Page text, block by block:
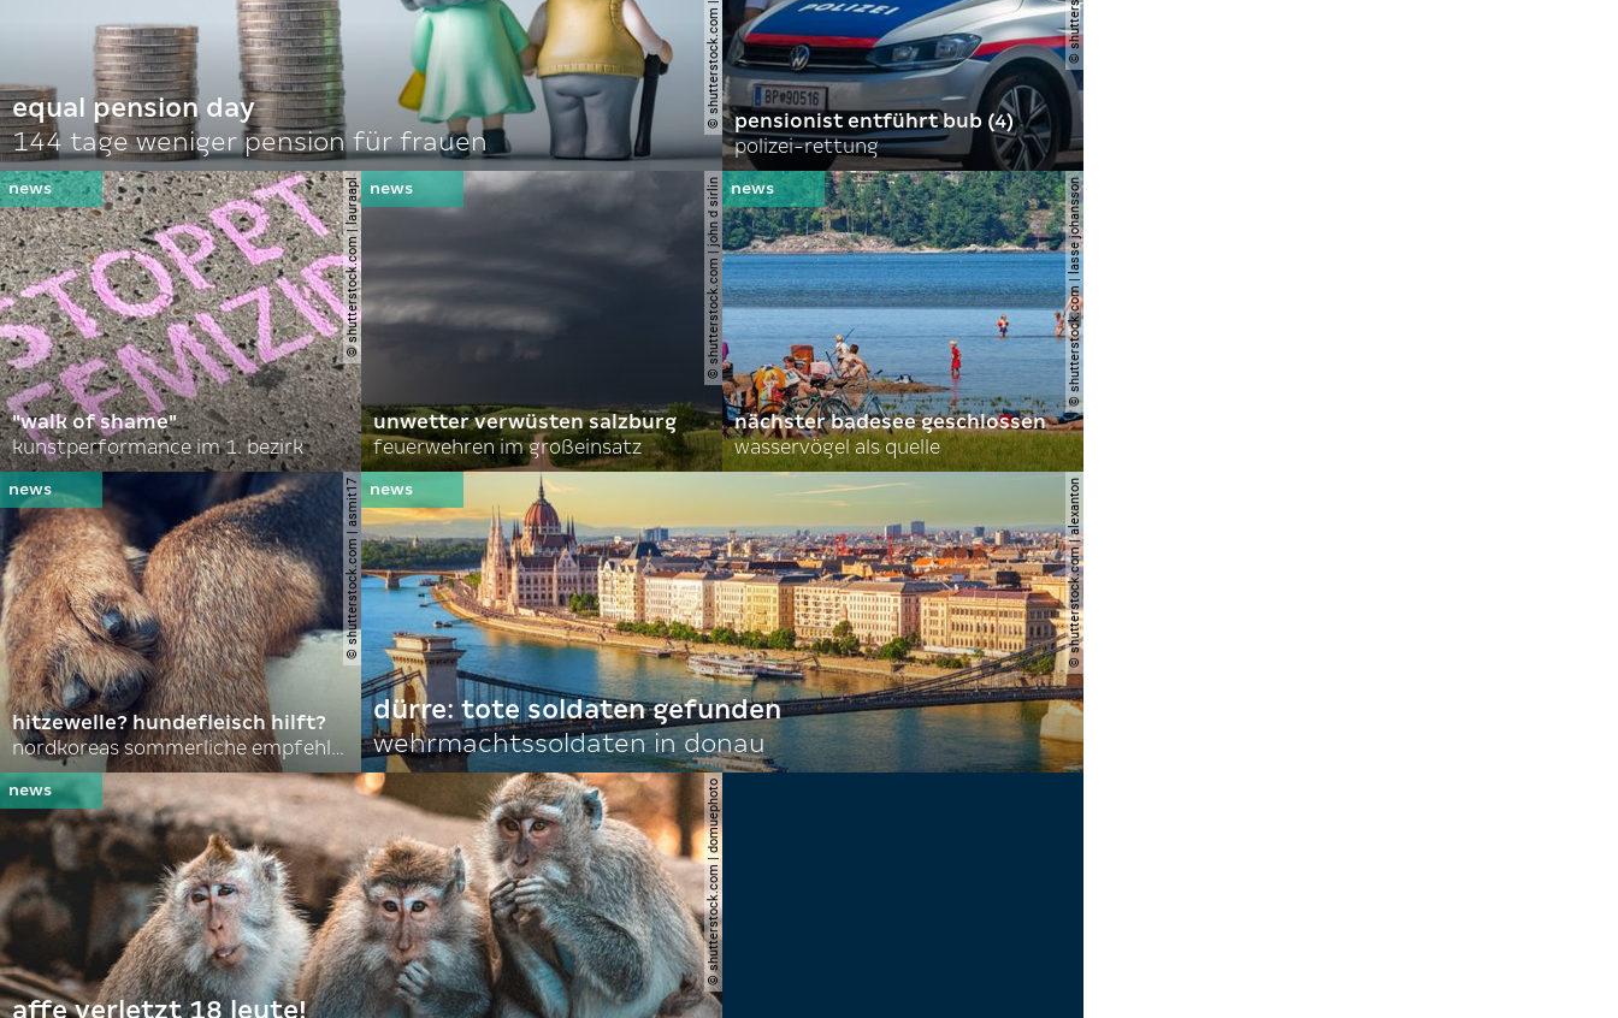
equal pension day
144 tage weniger pension für frauen
pensionist entführt bub (4)
polizei-rettung
© shutterstock.com | lauraapl
"walk of shame"
kunstperformance im 1. bezirk
© shutterstock.com | john d sirlin
unwetter verwüsten salzburg
feuerwehren im großeinsatz
© shutterstock.com | lasse johansson
nächster badesee geschlossen
wasservögel als quelle
© shutterstock.com | asmit17
hitzewelle? hundefleisch hilft?
nordkoreas sommerliche empfehlungen
© shutterstock.com | alexanton
dürre: tote soldaten gefunden
wehrmachtssoldaten in donau
© shutterstock.com | domuephoto
affe verletzt 18 leute!